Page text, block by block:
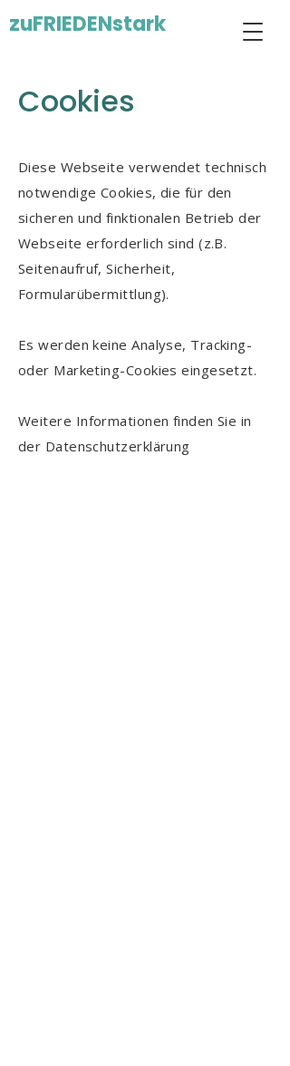
zuFRIEDENstark
Cookies
Diese Webseite verwendet technisch
notwendige Cookies, die für den
sicheren und finktionalen Betrieb der
Webseite erforderlich sind (z.B.
Seitenaufruf, Sicherheit,
Formularübermittlung).
Es werden keine Analyse, Tracking-
oder Marketing-Cookies eingesetzt.
Weitere Informationen finden Sie in
der Datenschutzerklärung